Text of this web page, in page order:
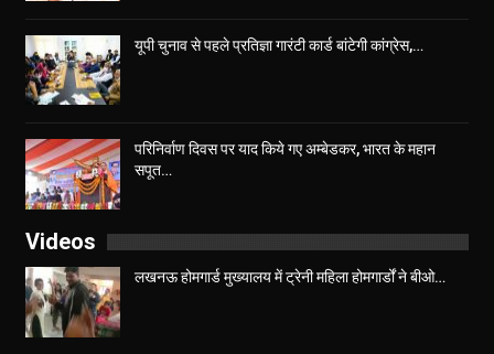
यूपी चुनाव से पहले प्रतिज्ञा गारंटी कार्ड बांटेगी कांग्रेस,…
परिनिर्वाण दिवस पर याद किये गए अम्बेडकर, भारत के महान
सपूत…
Videos
लखनऊ होमगार्ड मुख्यालय में ट्रेनी महिला होमगार्डों ने बीओ…